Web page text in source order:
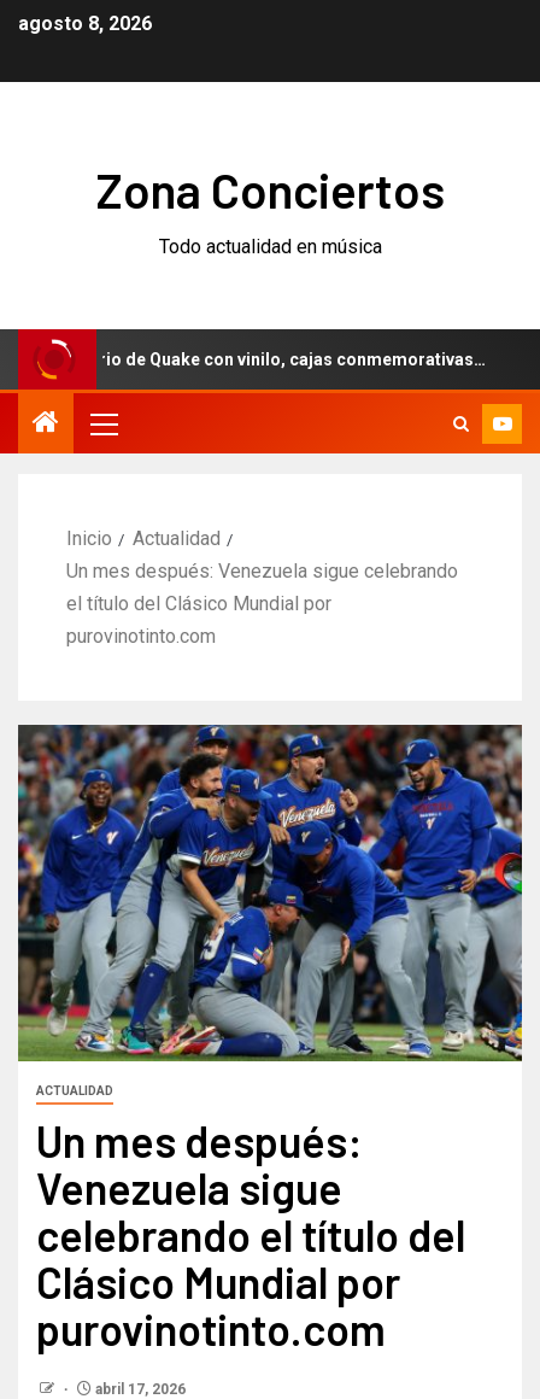
agosto 8, 2026
Zona Conciertos
Todo actualidad en música
de Quake con vinilo, cajas conmemorativas…
Inicio
Actualidad
Un mes después: Venezuela sigue celebrando
el título del Clásico Mundial por
purovinotinto.com
ACTUALIDAD
Un mes después:
Venezuela sigue
celebrando el título del
Clásico Mundial por
purovinotinto.com
abril 17, 2026